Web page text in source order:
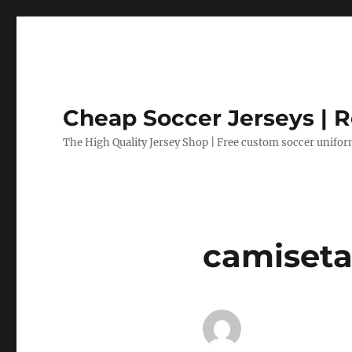
Cheap Soccer Jerseys |
The High Quality Jersey Shop | Free custom soccer